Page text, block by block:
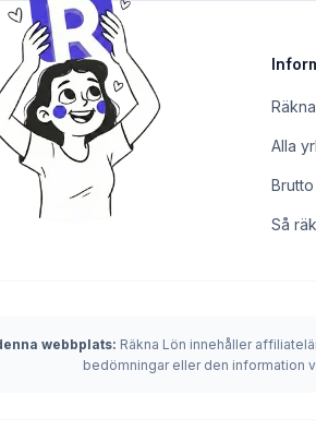
Alla
Så
webbplats: Räkna Lön innehåller
bedömningar eller den information